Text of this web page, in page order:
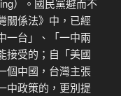
）。國民黨避而不
關係法》中，已經
一台」、「一中兩
接受的；自「美國
個中國，台灣主張
中政策的，更別提